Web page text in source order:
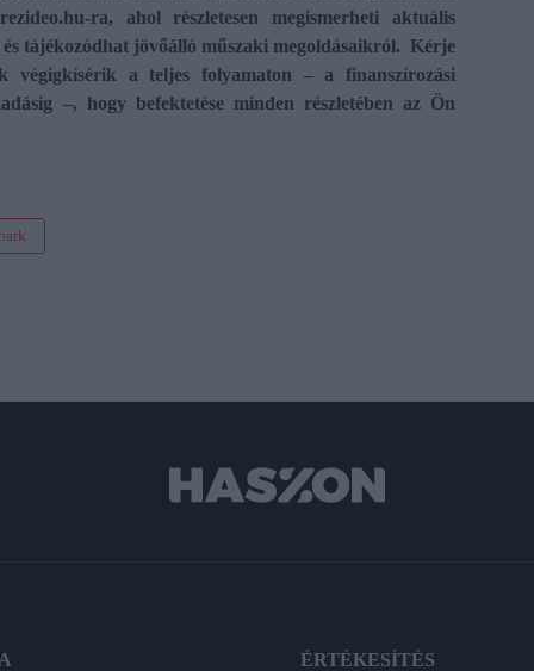
ra, ahol részletesen megismerheti aktuális
tájékozódhat jövőálló műszaki megoldásaikról. Kérje
végigkísérik a teljes folyamaton – a finanszírozási
–, hogy befektetése minden részletében az Ön
ÉRTÉKESÍTÉS